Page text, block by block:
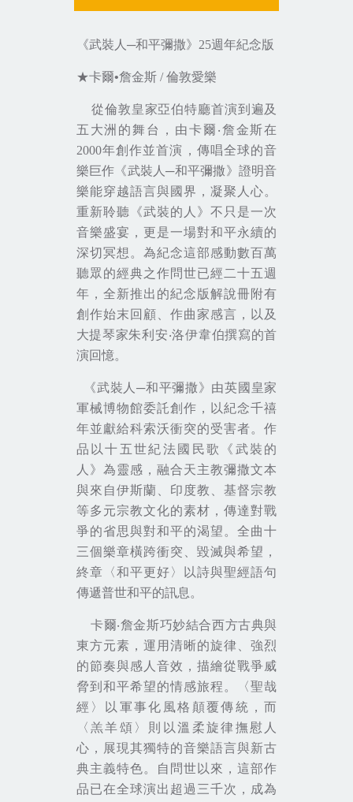
《武裝人─和平彌撒》 25週年紀念版
★卡爾•詹金斯 /倫敦愛樂
從倫敦皇家亞伯特廳首演到遍及
五大洲的舞台，由卡爾‧詹金斯在
2000年創作並首演，傳唱全球的音
樂巨作《武裝人─和平彌撒》證明音
樂能穿越語言與國界，凝聚人心。
重新聆聽《武裝的人》不只是一次
音樂盛宴，更是一場對和平永續的
深切冥想。為紀念這部感動數百萬
聽眾的經典之作問世已經二十五週
年，全新推出的紀念版解說冊附有
創作始末回顧、作曲家感言，以及
大提琴家朱利安‧洛伊韋伯撰寫的首
演回憶。
《武裝人─和平彌撒》由英國皇家
軍械博物館委託創作，以紀念千禧
年並獻給科索沃衝突的受害者。作
品以十五世紀法國民歌《武裝的
人》為靈感，融合天主教彌撒文本
與來自伊斯蘭、印度教、基督宗教
等多元宗教文化的素材，傳達對戰
爭的省思與對和平的渴望。全曲十
三個樂章橫跨衝突、毀滅與希望，
終章〈和平更好〉以詩與聖經語句
傳遞普世和平的訊息。
卡爾‧詹金斯巧妙結合西方古典與
東方元素，運用清晰的旋律、強烈
的節奏與感人音效，描繪從戰爭威
脅到和平希望的情感旅程。〈聖哉
經〉以軍事化風格顛覆傳統，而
〈羔羊頌〉則以溫柔旋律撫慰人
心，展現其獨特的音樂語言與新古
典主義特色。自問世以來，這部作
品已在全球演出超過三千次，成為